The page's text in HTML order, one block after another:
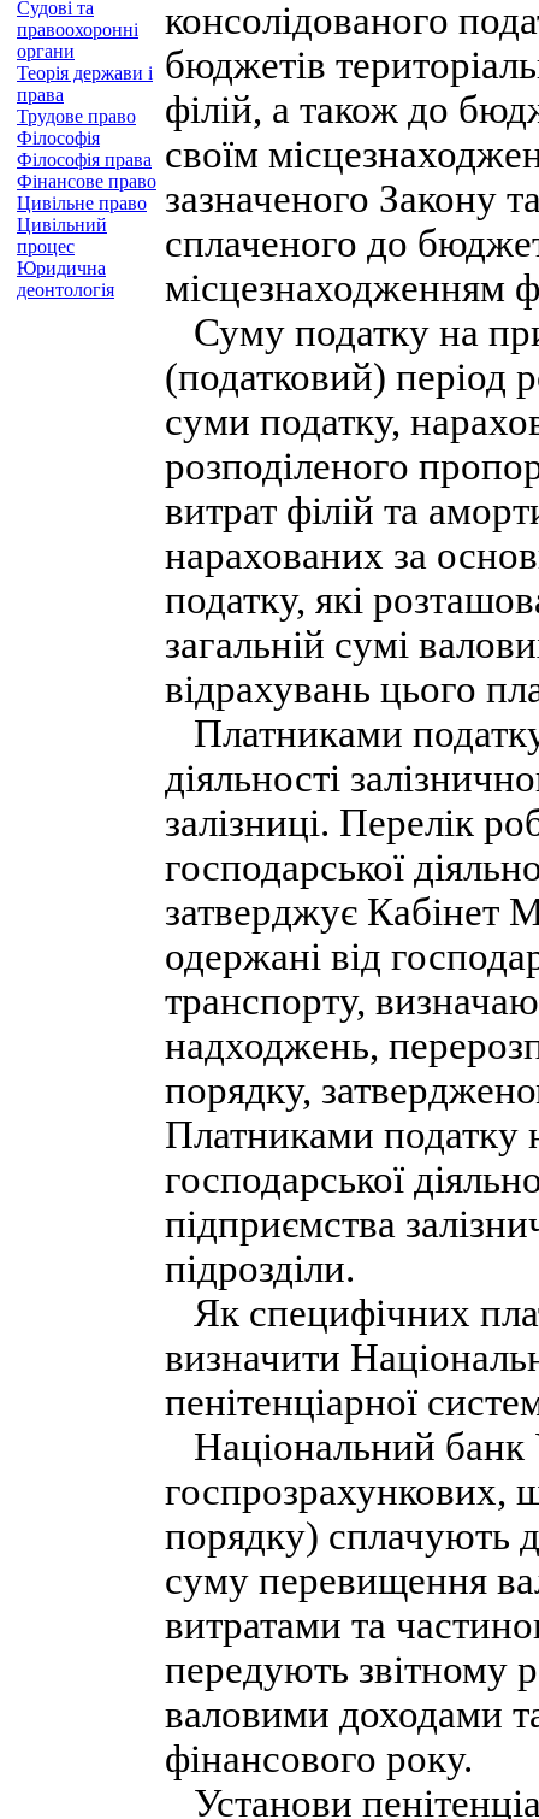
Судові та
правоохоронні
органи
Теорія держави і
права
Трудове право
Філософія
Філософія права
Фінансове право
Цивільне право
Цивільний
процес
Юридична
деонтологія
консолідованого
бюджетів
філій, а також до
своїм
зазначеного Закону
сплаченого до
місцезнаходженням
Суму податку на
(податковий) період
суми податку,
розподіленого
витрат філій та
нарахованих за
податку, які
загальній сумі
відрахувань цього
Платниками
діяльності
залізниці. Перелік
господарської
затверджує Кабінет
одержані від
транспорту,
надходжень,
порядку,
Платниками податку
господарської
підприємства
підрозділи.
Як специфічних
визначити
пенітенціарної
Національний банк
госпрозрахункових,
порядку) сплачують
суму перевищення
витратами та
передують звітному
валовими доходами
фінансового року.
Установи